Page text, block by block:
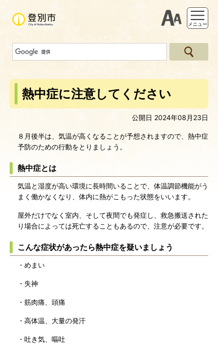
支援ツー
メニュー
熱中症に注意してください
公開日 2024年08月23日
８月後半は、気温が高くなることが予想されますので、熱中症
予防のための行動をとりましょう。
熱中症とは
気温と湿度が高い環境に長時間いることで、体温調節機能がう
まく働かなくなり、体内に熱がこもった状態をいいます。
屋外だけでなく室内、そして夜間でも発症し、救急搬送された
り場合によっては死亡することもあるので、注意が必要です。
こんな症状があったら熱中症を疑いましょう
・めまい
・失神
・筋肉痛、頭痛
・高体温、大量の発汗
・吐き気、嘔吐